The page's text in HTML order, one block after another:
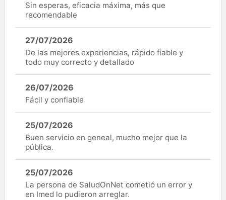
Sin esperas, eficacia máxima, más que
recomendable
27/07/2026
De las mejores experiencias, rápido fiable y
todo muy correcto y detallado
26/07/2026
Fácil y confiable
25/07/2026
Buen servicio en geneal, mucho mejor que la
pública.
25/07/2026
La persona de SaludOnNet cometió un error y
en Imed lo pudieron arreglar.